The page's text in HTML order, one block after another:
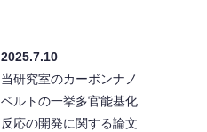
2025.7.10
当研究室のカーボンナノ
ベルトの一挙多官能基化
反応の開発に関する論文